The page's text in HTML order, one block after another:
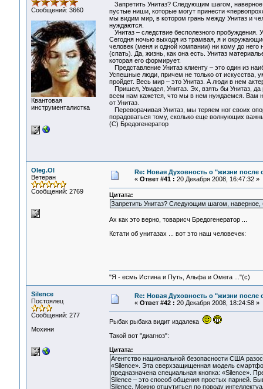
Сообщений: 3660
Квантовая
инструменталистка
Запретить Унитаз? Следующим шагом,
пустые ниши, которые могут принести
мы видим мир, в котором грань между Унитаз и
нуждаются.
Унитаз – следствие бесполезного
Сегодня ночью выходя из трамвая, я и
человек (меня и одной компании) ни кому до
(спать). Да, жизнь, как она есть. Унитаз
которая его формирует.
Представление Унитаз клиенту – это один из
Успешные люди, причем не только от искусства,
пройдет. Весь мир – это Унитаз. А люди в нем
Пришел, Увидел, Унитаз. Эх, взять бы Унитаз, да
всем нам кажется, что мы в нем нуждаемся. Вам
от Унитаз.
Переворачивая Унитаз, мы теряем ног своих
порадоваться тому, сколько еще волнующих
(C) Бредогенератор
Oleg.Ol
Ветеран
Сообщений: 2769
Re: Новая Духовность о "жизни после
« Ответ #41 : 20 Декабря 2008, 16:47:32 »
Цитата:
Запретить Унитаз? Следующим шагом, наверное,
Ах как это верно, товарисч Бредогенератор ...
Кстати об унитазах ... вот это наш человечек:
"Я - есмь Истина и Путь, Альфа и Омега ..."(с)
Silence
Постоялец
Сообщений: 277
Мохини
Re: Новая Духовность о "жизни после
« Ответ #42 : 20 Декабря 2008, 18:24:58 »
Рыбак рыбака видит издалека
Такой вот "диагноз":
Цитата:
Агентство национальной безопасности США
«Silence». Эта сверхзащищенная модель
предназначена специальная кнопка: «Silence».
Silence – это способ общения простых парней.
Silence. Можно отшутиться по поводу